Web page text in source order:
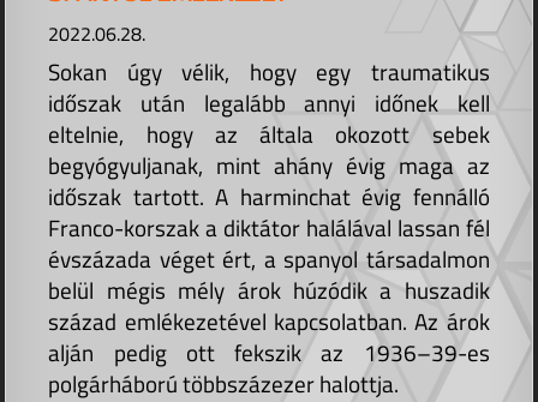
2022.06.28.
Sokan úgy vélik, hogy egy traumatikus
időszak után legalább annyi időnek kell
eltelnie, hogy az általa okozott sebek
begyógyuljanak, mint ahány évig maga az
időszak tartott. A harminchat évig fennálló
Franco-korszak a diktátor halálával lassan fél
évszázada véget ért, a spanyol társadalmon
belül mégis mély árok húzódik a huszadik
század emlékezetével kapcsolatban. Az árok
alján pedig ott fekszik az 1936–39-es
polgárháború többszázezer halottja.